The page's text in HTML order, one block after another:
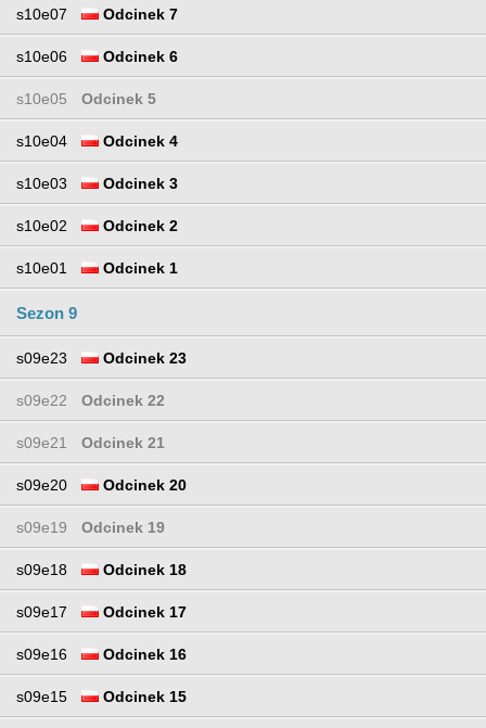
s10e07 Odcinek 7
s10e06 Odcinek 6
s10e05 Odcinek 5
s10e04 Odcinek 4
s10e03 Odcinek 3
s10e02 Odcinek 2
s10e01 Odcinek 1
Sezon 9
s09e23 Odcinek 23
s09e22 Odcinek 22
s09e21 Odcinek 21
s09e20 Odcinek 20
s09e19 Odcinek 19
s09e18 Odcinek 18
s09e17 Odcinek 17
s09e16 Odcinek 16
s09e15 Odcinek 15